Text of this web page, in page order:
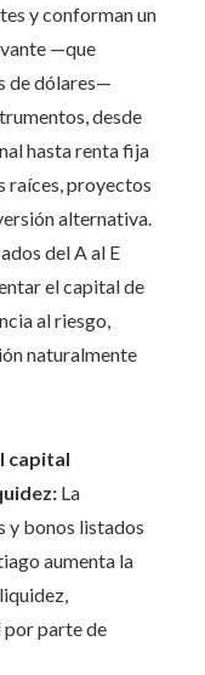
y conforman un
—que
de dólares—
desde
hasta renta fija
raíces, proyectos
alternativa.
del A al E
el capital de
al riesgo,
naturalmente
capital
La
y bonos listados
aumenta la
parte de